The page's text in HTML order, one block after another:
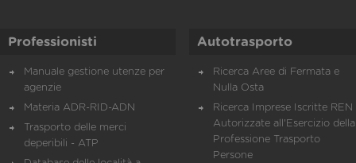
Professionisti
Manuale gestione utenze per
agenzie
Materia ADR-RID-ADN
Trasporto delle merci
deperibili - ATP
Autotrasporto
Ricerca Aree di Fermata e
Nulla Osta
Ricerca Imprese Iscritte REN
Autorizzate all'Esercizio della
Professione Trasporto
Persone